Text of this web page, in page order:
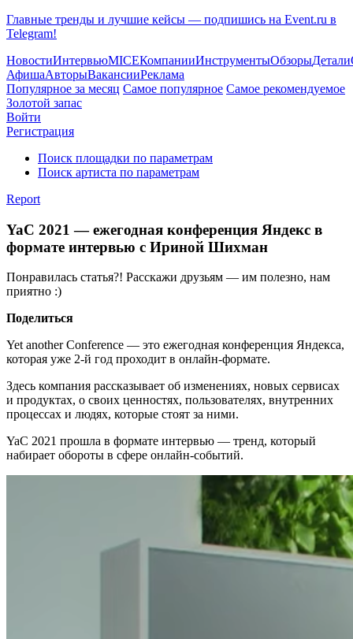
Главные тренды и лучшие кейсы — подпишись на Event.ru в
Telegram!
НовостиИнтервьюMICEКомпанииИнструментыОбзорыДетали
АфишаАвторыВакансииРеклама
Популярное за месяц Самое популярное Самое рекомендуемое
Золотой запас
Войти
Регистрация
Поиск площадки по параметрам
Поиск артиста по параметрам
Report
YaC 2021 — ежегодная конференция Яндекс в
формате интервью с Ириной Шихман
Понравилась статья?! Расскажи друзьям — им полезно, нам
приятно :)
Поделиться
Yet another Conference — это ежегодная конференция Яндекса,
которая уже 2-й год проходит в онлайн-формате.
Здесь компания рассказывает об изменениях, новых сервисах
и продуктах, о своих ценностях, пользователях, внутренних
процессах и людях, которые стоят за ними.
YaC 2021 прошла в формате интервью — тренд, который
набирает обороты в сфере онлайн-событий.